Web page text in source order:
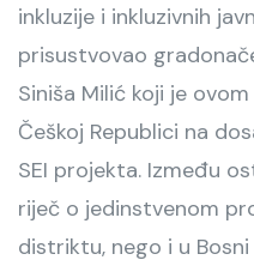
inkluzije i inkluzivnih
prisustvovao
Siniša Milić koji je
Češkoj Republici na
SEI projekta. Između
riječ o jedinstvenom
distriktu, nego i u